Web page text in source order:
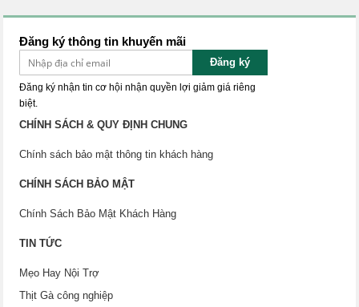
Đăng ký thông tin khuyến mãi
Đăng ký
Đăng ký nhận tin cơ hội nhận quyền lợi giảm giá riêng
biệt.
CHÍNH SÁCH & QUY ĐỊNH CHUNG
Chính sách bảo mật thông tin khách hàng
CHÍNH SÁCH BẢO MẬT
Chính Sách Bảo Mật Khách Hàng
TIN TỨC
Mẹo Hay Nội Trợ
Thịt Gà công nghiệp